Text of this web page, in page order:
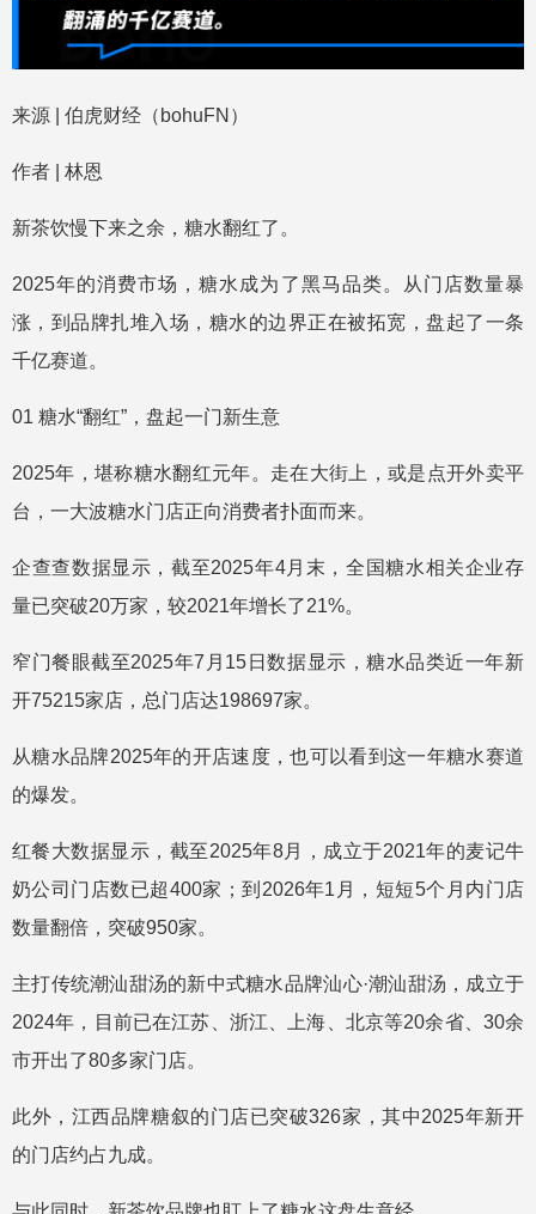
来源 | 伯虎财经（bohuFN）
作者 | 林恩
新茶饮慢下来之余，糖水翻红了。
2025年的消费市场，糖水成为了黑马品类。从门店数量暴
涨，到品牌扎堆入场，糖水的边界正在被拓宽，盘起了一条
千亿赛道。
01 糖水“翻红”，盘起一门新生意
2025年，堪称糖水翻红元年。走在大街上，或是点开外卖平
台，一大波糖水门店正向消费者扑面而来。
企查查数据显示，截至2025年4月末，全国糖水相关企业存
量已突破20万家，较2021年增长了21%。
窄门餐眼截至2025年7月15日数据显示，糖水品类近一年新
开75215家店，总门店达198697家。
从糖水品牌2025年的开店速度，也可以看到这一年糖水赛道
的爆发。
红餐大数据显示，截至2025年8月，成立于2021年的麦记牛
奶公司门店数已超400家；到2026年1月，短短5个月内门店
数量翻倍，突破950家。
主打传统潮汕甜汤的新中式糖水品牌汕心·潮汕甜汤，成立于
2024年，目前已在江苏、浙江、上海、北京等20余省、30余
市开出了80多家门店。
此外，江西品牌糖叙的门店已突破326家，其中2025年新开
的门店约占九成。